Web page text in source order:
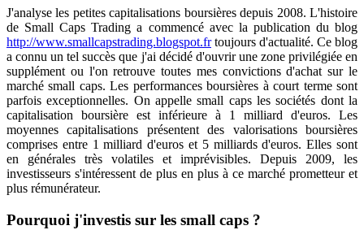
J'analyse les petites capitalisations boursières depuis 2008. L'histoire
de Small Caps Trading a commencé avec la publication du blog
http://www.smallcapstrading.blogspot.frtoujours d'actualité. Ce blog
a connu un tel succès que j'ai décidé d'ouvrir une zone privilégiée en
supplément ou l'on retrouve toutes mes convictions d'achat sur le
marché small caps. Les performances boursières à court terme sont
parfois exceptionnelles. On appelle small caps les sociétés dont la
capitalisation boursière est inférieure à 1 milliard d'euros. Les
moyennes capitalisations présentent des valorisations boursières
comprises entre 1 milliard d'euros et 5 milliards d'euros. Elles sont
en générales très volatiles et imprévisibles. Depuis 2009, les
investisseurs s'intéressent de plus en plus à ce marché prometteur et
plus rémunérateur.
Pourquoi j'investis sur les small caps ?